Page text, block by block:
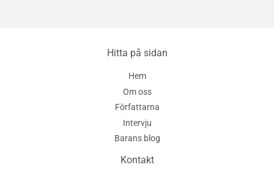
Hitta på sidan
Hem
Om oss
Författarna
Intervju
Barans blog
Kontakt